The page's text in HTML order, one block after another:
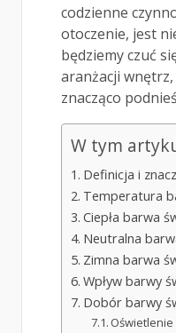
codzienne
otoczenie, jest
będziemy czuć
aranżacji wnętrz,
znacząco
W tym
Definicja i
Temperatura
Ciepła barwa
Neutralna
Zimna barwa
Wpływ barwy
Dobór barwy